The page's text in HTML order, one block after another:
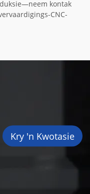
kontak
CNC-
Kry 'n Kwotasie